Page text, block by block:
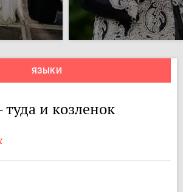
ЯЗЫКИ
и козленок